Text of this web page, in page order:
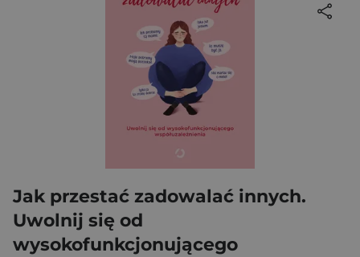
Jak przestać zadowalać innych.
Uwolnij się od
wysokofunkcjonującego